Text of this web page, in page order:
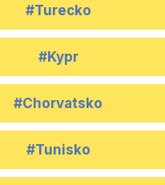
#Turecko
#Kypr
#Chorvatsko
#Tunisko